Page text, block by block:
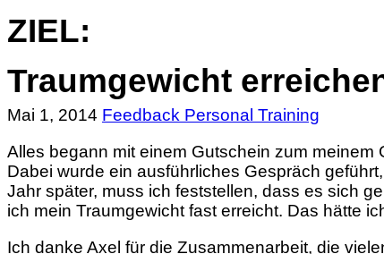
ZIEL:
Traumgewicht
Mai 1, 2014 Feedback Personal Training
Alles begann mit einem Gutschein zum
Dabei wurde ein ausführliches Gespräch
Jahr später, muss ich feststellen, dass es sich
ich mein Traumgewicht fast erreicht. Das hätte
Ich danke Axel für die Zusammenarbeit, die